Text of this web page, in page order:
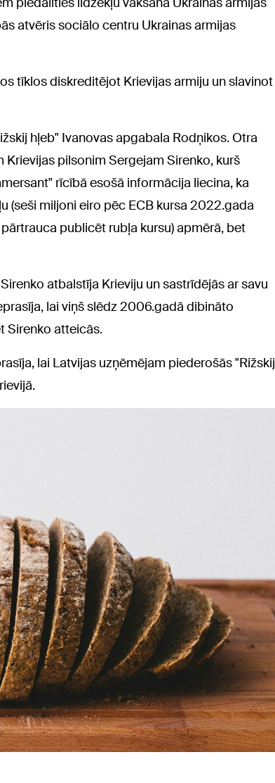
atvēris sociālo centru Ukrainas armijas
tīklos diskreditējot Krievijas armiju un slavinot
hļeb" Ivanovas apgabala Rodņikos. Otra
pilsonim Sergejam Sirenko, kurš
rīcībā esošā informācija liecina, ka
(seši miljoni eiro pēc ECB kursa 2022.gada
publicēt rubļa kursu) apmērā, bet
atbalstīja Krieviju un sastrīdējās ar savu
lai viņš slēdz 2006.gadā dibināto
Sirenko atteicās.
lai Latvijas uzņēmējam piederošās "Rižskij